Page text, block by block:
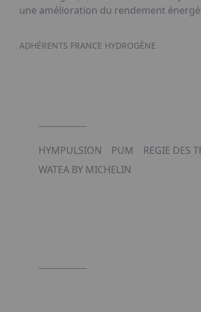
une amélioration du rendement
ADHÉRENTS FRANCE HYDROGÈNE
HYMPULSION PUM REGIE DES
WATEA BY MICHELIN